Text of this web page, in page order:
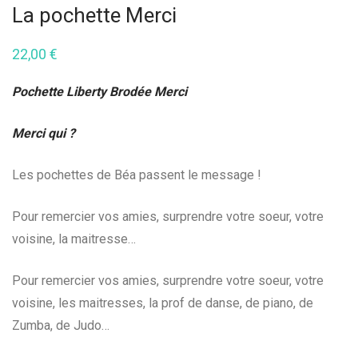
La pochette Merci
22,00 €
Pochette Liberty Brodée Merci
Merci qui ?
Les pochettes de Béa passent le message !
Pour remercier vos amies, surprendre votre soeur, votre
voisine, la maitresse…
Pour remercier vos amies, surprendre votre soeur, votre
voisine, les maitresses, la prof de danse, de piano, de
Zumba, de Judo…